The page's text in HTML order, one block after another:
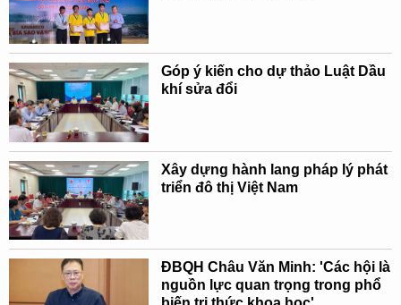
Góp ý kiến cho dự thảo Luật Dầu
khí sửa đổi
Xây dựng hành lang pháp lý phát
triển đô thị Việt Nam
ĐBQH Châu Văn Minh: 'Các hội là
nguồn lực quan trọng trong phổ